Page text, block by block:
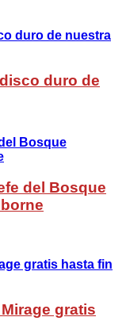
duro de
del Bosque
gratis